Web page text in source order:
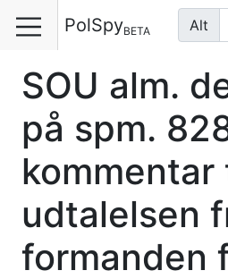
PolSpyBETA Alt
SOU alm.
på spm.
kommentar
udtalelsen
formanden